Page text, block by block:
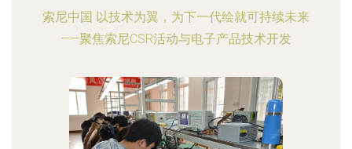
索尼中国 以技术为翼，为下一代绘就可持续未来
——聚焦索尼CSR活动与电子产品技术开发